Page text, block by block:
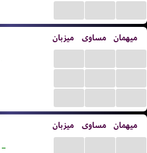
میزبان مساوی میهمان
میزبان مساوی میهمان
...